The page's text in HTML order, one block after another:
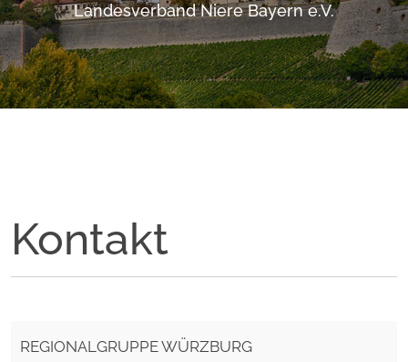
Landesverband Niere Bayern e.V.
Kontakt
REGIONALGRUPPE WÜRZBURG